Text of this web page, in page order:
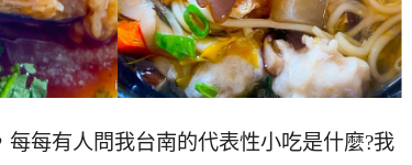
每有人問我台南的代表性小吃是什麼?我